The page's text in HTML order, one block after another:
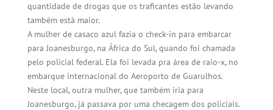
quantidade de drogas que os traficantes estão levando
também está maior.
A mulher de casaco azul fazia o check-in para embarcar
para Joanesburgo, na África do Sul, quando foi chamada
pelo policial federal. Ela foi levada pra área de raio-x, no
embarque internacional do Aeroporto de Guarulhos.
Neste local, outra mulher, que também iria para
Joanesburgo, já passava por uma checagem dos policiais.